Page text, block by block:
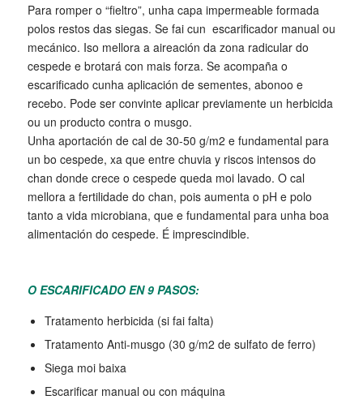
Para romper o “fieltro”, unha capa impermeable formada
polos restos das siegas. Se fai cun escarificador manual ou
mecánico. Iso mellora a aireación da zona radicular do
cespede e brotará con mais forza. Se acompaña o
escarificado cunha aplicación de sementes, abonoo e
recebo. Pode ser convinte aplicar previamente un herbicida
ou un producto contra o musgo.
Unha aportación de cal de 30-50 g/m2 e fundamental para
un bo cespede, xa que entre chuvia y riscos intensos do
chan donde crece o cespede queda moi lavado. O cal
mellora a fertilidade do chan, pois aumenta o pH e polo
tanto a vida microbiana, que e fundamental para unha boa
alimentación do cespede. É imprescindible.
O ESCARIFICADO EN 9 PASOS:
Tratamento herbicida (si fai falta)
Tratamento Anti-musgo (30 g/m2 de sulfato de ferro)
Siega moi baixa
Escarificar manual ou con máquina